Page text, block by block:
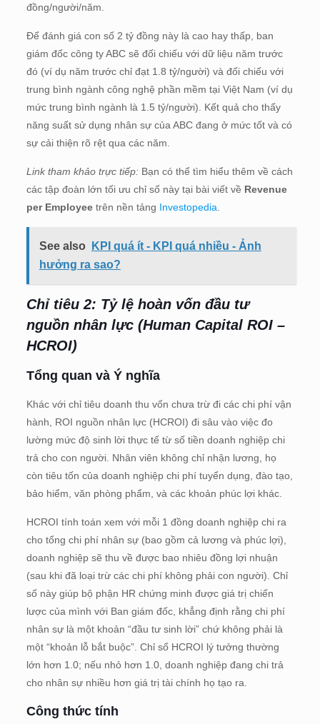
đồng/người/năm.
Để đánh giá con số 2 tỷ đồng này là cao hay thấp, ban
giám đốc công ty ABC sẽ đối chiếu với dữ liệu năm trước
đó (ví dụ năm trước chỉ đạt 1.8 tỷ/người) và đối chiếu với
trung bình ngành công nghệ phần mềm tại Việt Nam (ví dụ
mức trung bình ngành là 1.5 tỷ/người). Kết quả cho thấy
năng suất sử dụng nhân sự của ABC đang ở mức tốt và có
sự cải thiện rõ rệt qua các năm.
Link tham khảo trực tiếp:Bạn có thể tìm hiểu thêm về cách
các tập đoàn lớn tối ưu chỉ số này tại bài viết về Revenue
per Employeetrên nền tảng Investopedia
See also
KPI quá ít - KPI quá nhiều - Ảnh
hưởng ra sao?
Chỉ tiêu 2: Tỷ lệ hoàn vốn đầu tư
nguồn nhân lực (Human Capital ROI –
HCROI)
Tổng quan và Ý nghĩa
Khác với chỉ tiêu doanh thu vốn chưa trừ đi các chi phí vận
hành, ROI nguồn nhân lực (HCROI) đi sâu vào việc đo
lường mức độ sinh lời thực tế từ số tiền doanh nghiệp chi
trả cho con người. Nhân viên không chỉ nhận lương, họ
còn tiêu tốn của doanh nghiệp chi phí tuyển dụng, đào tạo,
bảo hiểm, văn phòng phẩm, và các khoản phúc lợi khác.
HCROI tính toán xem với mỗi 1 đồng doanh nghiệp chi ra
cho tổng chi phí nhân sự (bao gồm cả lương và phúc lợi),
doanh nghiệp sẽ thu về được bao nhiêu đồng lợi nhuận
(sau khi đã loại trừ các chi phí không phải con người). Chỉ
số này giúp bộ phận HR chứng minh được giá trị chiến
lược của mình với Ban giám đốc, khẳng định rằng chi phí
nhân sự là một khoản “đầu tư sinh lời” chứ không phải là
một “khoản lỗ bắt buộc”. Chỉ số HCROI lý tưởng thường
lớn hơn 1.0; nếu nhỏ hơn 1.0, doanh nghiệp đang chi trả
cho nhân sự nhiều hơn giá trị tài chính họ tạo ra.
Công thức tính